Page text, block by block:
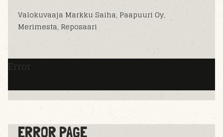
Valokuvaaja Markku Saiha, Paapuuri Oy,
Merimesta, Reposaari
Error
ERROR PAGE